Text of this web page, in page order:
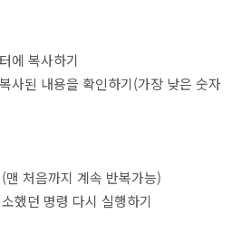
에 복사하기
사된 내용을 확인하기(가장 낮은 숫자
처음까지 계속 반복가능)
했던 명령 다시 실행하기